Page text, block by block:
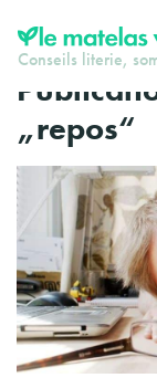
Conseils literie,
„repos“